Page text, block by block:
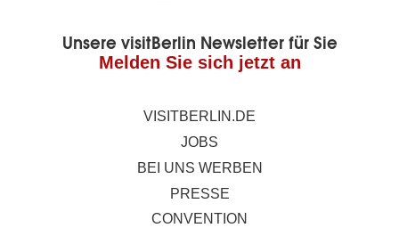
Unsere visitBerlin Newsletter für Sie
Melden Sie sich jetzt an
VISITBERLIN.DE
JOBS
BEI UNS WERBEN
PRESSE
CONVENTION